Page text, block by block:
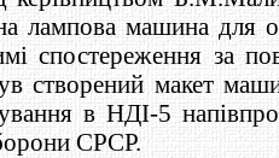
лампова машина для
спостереження за
створений макет
в НДІ-5
СРСР.